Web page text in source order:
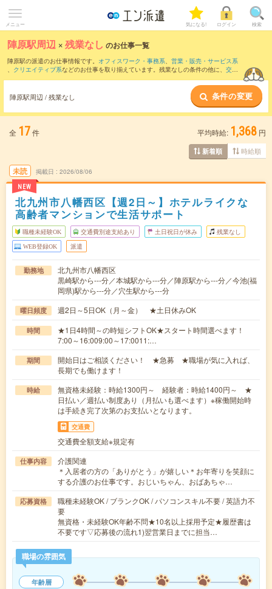
メニュー 気になる! ログイン 検索
陣原駅周辺 ×残業なし のお仕事一覧
陣原駅の派遣のお仕事情報です。 オフィスワーク・事務系、 営業・販売・サービス系
、 クリエイティブ系などのお仕事を取り揃えています。残業なしの条件の他に、 交通
陣原駅周辺 / 残業なし 条件の変更
全 17件 平均時給: 1,368 円
新着順 時給順
未読
NEW
掲載日 2026/08/06
北九州市八幡西区【週2日～】ホテルライクな
高齢者マンションで生活サポート
職種未経験OK 交通費別途支給あり 土日祝日が休み 残業なし
WEB登録OK 派遣
勤務地
北九州市八幡西区
黒崎駅から---分／本城駅から---分／陣原駅から---分／今池(福
岡県)駅から---分／穴生駅から---分
曜日頻度 週2日～5日OK（月～金） ★土日休みOK
時間
★1日4時間～の時短シフトOK★スタート時間選べます！
7:00～16:009:00～17:0011:…
期間
開始日はご相談ください！ ★急募 ★職場が気に入れば、
長期でも働けます！
時給
無資格未経験：時給1300円～ 経験者：時給1400円～ ★
日払い／週払い制度あり（月払いも選べます）※稼働開始時
は手続き完了次第のお支払いとなります。
交通費
交通費全額支給※規定有
仕事内容
介護関連
＊入居者の方の「ありがとう」が嬉しい＊お年寄りを笑顔に
する介護のお仕事です。おじいちゃん、おばあちゃ…
応募資格
職種未経験OK / ブランクOK / パソコンスキル不要 / 英語力不
要
無資格・未経験OK年齢不問★10名以上採用予定★履歴書は
不要です▽応募後の流れ1)翌営業日までに担当…
職場の雰囲気
年齢層